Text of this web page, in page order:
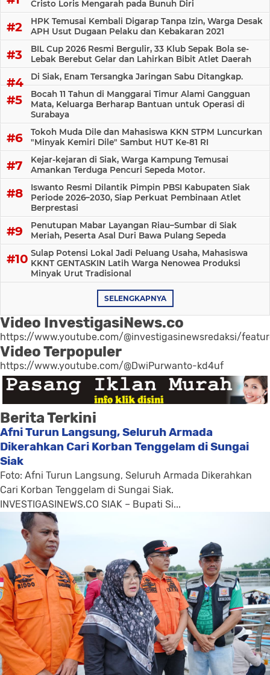
Cristo Loris Mengarah pada Bunuh Diri
HPK Temusai Kembali Digarap Tanpa Izin, Warga Desak
APH Usut Dugaan Pelaku dan Kebakaran 2021
BIL Cup 2026 Resmi Bergulir, 33 Klub Sepak Bola se-
Lebak Berebut Gelar dan Lahirkan Bibit Atlet Daerah
Di Siak, Enam Tersangka Jaringan Sabu Ditangkap.
Bocah 11 Tahun di Manggarai Timur Alami Gangguan
Mata, Keluarga Berharap Bantuan untuk Operasi di
Surabaya
Tokoh Muda Dile dan Mahasiswa KKN STPM Luncurkan
"Minyak Kemiri Dile" Sambut HUT Ke-81 RI
Kejar-kejaran di Siak, Warga Kampung Temusai
Amankan Terduga Pencuri Sepeda Motor.
Iswanto Resmi Dilantik Pimpin PBSI Kabupaten Siak
Periode 2026–2030, Siap Perkuat Pembinaan Atlet
Berprestasi
Penutupan Mabar Layangan Riau–Sumbar di Siak
Meriah, Peserta Asal Duri Bawa Pulang Sepeda
Sulap Potensi Lokal Jadi Peluang Usaha, Mahasiswa
KKNT GENTASKIN Latih Warga Nenowea Produksi
Minyak Urut Tradisional
SELENGKAPNYA
Video InvestigasiNews.co
https://www.youtube.com/@investigasinewsredaksi/
Video Terpopuler
https://www.youtube.com/@DwiPurwanto-kd4uf
Berita Terkini
Afni Turun Langsung, Seluruh Armada
Dikerahkan Cari Korban Tenggelam di Sungai
Siak
Foto: Afni Turun Langsung, Seluruh Armada Dikerahkan
Cari Korban Tenggelam di Sungai Siak.
INVESTIGASINEWS.CO SIAK – Bupati Si...